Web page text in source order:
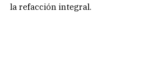
la refacción integral.